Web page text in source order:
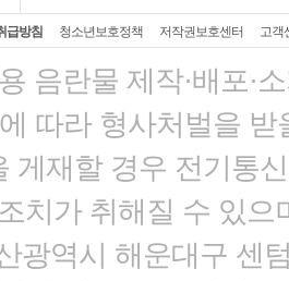
급방침 청소년보호정책 저작권보호센터 고객
음란물 제작·배포·
따라 형사처벌을 받
게재할 경우 전기통
치가 취해질 수 있으
광역시 해운대구 센